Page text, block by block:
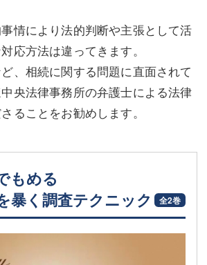
情により法的判断や主張として活
応方法は違ってきます。
、相続に関する問題に直面されて
央法律事務所の弁護士による法律
ることをお勧めします。
もめる
暴く調査テクニック
全2巻